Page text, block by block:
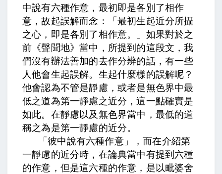
中說有六種作意，最初即是各別了相作
意，故起誤解而念：「最初生起近分所攝
之心，即是各別了相作意。」 如果對於之
前《聲聞地》當中，所提到的這段文，我
們沒有辦法善加的去作分辨的話，有一些
人他會生起誤解。生起什麼樣的誤解呢？
他會認為不管是靜慮，或者是無色界中最
低之道為第一靜慮之近分，這一點確實是
如此。在靜慮以及無色界當中，最低的道
稱之為是第一靜慮的近分。
「彼中說有六種作意」，而在介紹第
一靜慮的近分時，在論典當中有提到六種
的作意，但是這六種的作意，是以毗婆舍